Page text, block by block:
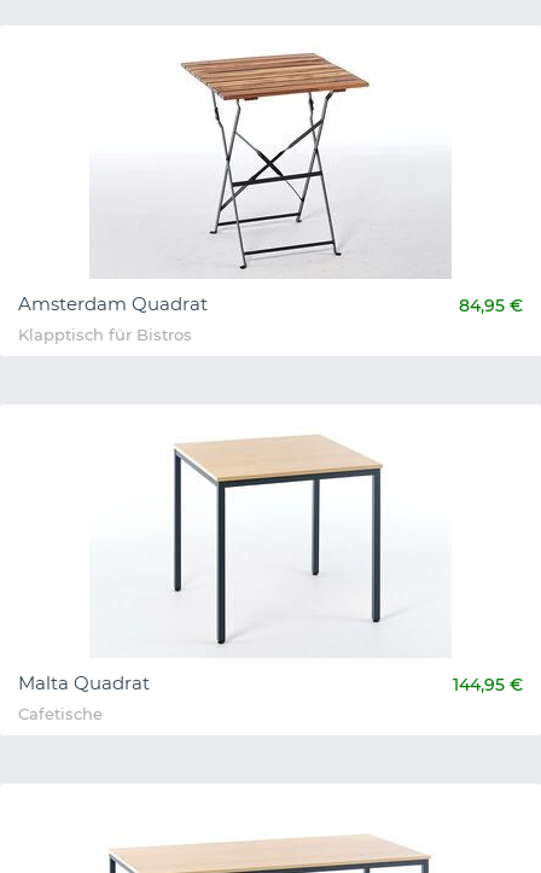
Amsterdam Quadrat 84,95 €
Klapptisch für Bistros
Malta Quadrat 144,95 €
Cafetische